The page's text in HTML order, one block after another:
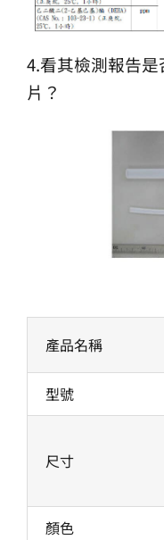
4.看其檢測報告
片？
產品名稱
型號
尺寸
顏色